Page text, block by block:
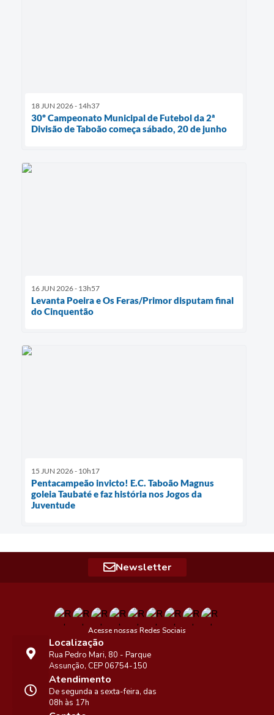
18 JUN 2026 - 14h37
30º Campeonato Municipal de Futebol da 2ª
Divisão de Taboão começa sábado, 20 de junho
16 JUN 2026 - 13h57
Levanta Poeira e Os Feras/Primor disputam final
do Cinquentão
15 JUN 2026 - 10h17
Pentacampeão invicto! E.C. Taboão Magnus
goleia Taubaté e faz história nos Jogos da
Juventude
Newsletter
Acesse nossas Redes Sociais
Localização
Rua Pedro Mari, 80 - Parque
Assunção, CEP 06754-150
Atendimento
De segunda a sexta-feira, das
08h às 17h